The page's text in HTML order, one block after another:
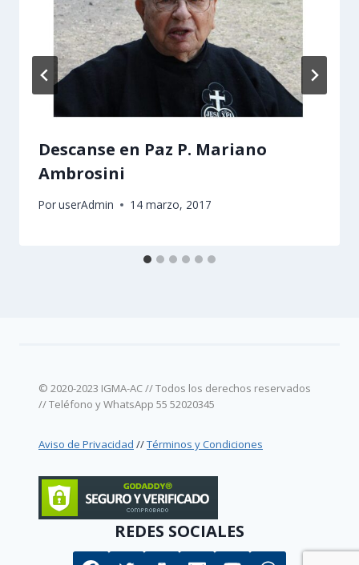
Descanse en Paz P. Mariano
Ambrosini
PoruserAdmin 14 marzo, 2017
© 2020-2023 IGMA-AC // Todos los derechos reservados
// Teléfono y WhatsApp 55 52020345
Aviso de Privacidad //Términos y Condiciones
REDES SOCIALES